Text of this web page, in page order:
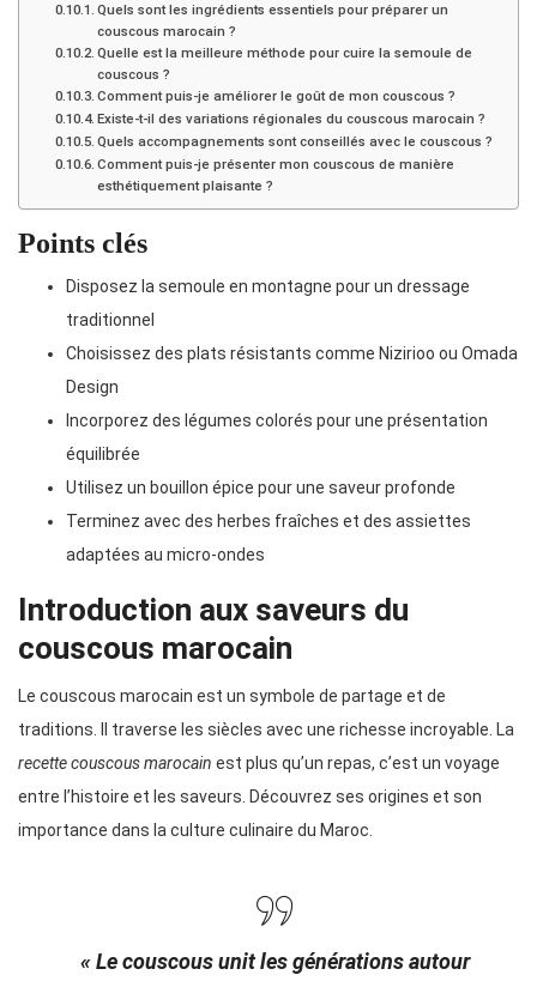
Quels sont les ingrédients essentiels pour préparer un
couscous marocain ?
Quelle est la meilleure méthode pour cuire la semoule de
couscous ?
Comment puis-je améliorer le goût de mon couscous ?
Existe-t-il des variations régionales du couscous marocain ?
Quels accompagnements sont conseillés avec le couscous ?
Comment puis-je présenter mon couscous de manière
esthétiquement plaisante ?
Points clés
Disposez la semoule en montagne pour un dressage
traditionnel
Choisissez des plats résistants comme Nizirioo ou Omada
Design
Incorporez des légumes colorés pour une présentation
équilibrée
Utilisez un bouillon épice pour une saveur profonde
Terminez avec des herbes fraîches et des assiettes
adaptées au micro-ondes
Introduction aux saveurs du
couscous marocain
Le couscous marocain est un symbole de partage et de
traditions. Il traverse les siècles avec une richesse incroyable. La
recette couscous marocain est plus qu’un repas, c’est un voyage
entre l’histoire et les saveurs. Découvrez ses origines et son
importance dans la culture culinaire du Maroc.
« Le couscous unit les générations autour